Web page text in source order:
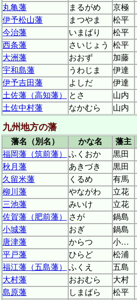
丸亀藩
まるがめ 京極
伊予松山藩
まつやま 松平
今治藩
いまばり 松平
西条藩
さいじょう 松平
大洲藩
おおず 加藤
宇和島藩
うわじま 伊達
伊予吉田藩
よしだ 伊達
土佐藩（高知藩）
とさ 山内
土佐中村藩
なかむら 山内
九州地方の藩
藩名（別名） かな名 藩主
福岡藩（筑前藩）
ふくおか 黒田
秋月藩
あきづき 黒田
久留米藩
くるめ 有馬
柳川藩
やながわ 立花
三池藩
みいけ 立花
佐賀藩（肥前藩）
さが 鍋島
小城藩
おぎ 鍋島
唐津藩
からつ 小笠原
平戸藩
ひらど 松浦
福江藩（五島藩）
ふくえ 五島
大村藩
おおむら 大村
島原藩
しまばら 松平